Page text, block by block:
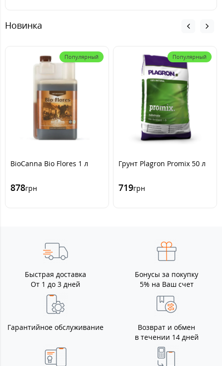
Новинка
Популярный
BioCanna Bio Flores 1 л
878грн
Популярный
Грунт Plagron Promix 50 л
719грн
Быстрая доставка
От 1 до 3 дней
Бонусы за покупку
5% на Ваш счет
Гарантийное обслуживание
Возврат и обмен
в течении 14 дней